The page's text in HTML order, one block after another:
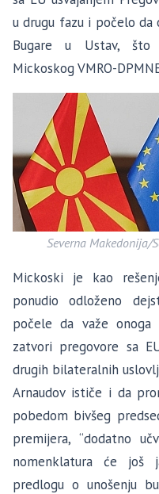
u drugu fazu i počelo da
Bugare u Ustav, što
Mickoskog VMRO-
Severna Makedonija/
Mickoski je kao
ponudio odloženo
počele da važe onoga
zatvori pregovore sa
drugih bilateralnih
Arnaudov ističe i da
pobedom bivšeg
premijera, “dodatno
nomenklatura će još
predlogu o unošenju